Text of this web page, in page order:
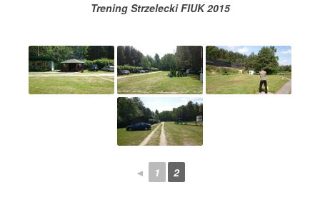
Trening Strzelecki FIUK 2015
◄ 1 2